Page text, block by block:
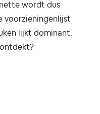
wordt dus
voorzieningenlijst
lijkt dominant.